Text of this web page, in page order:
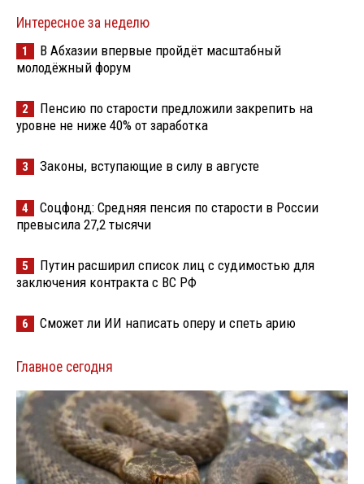
Интересное за неделю
1
В Абхазии впервые пройдёт масштабный
молодёжный форум
2
Пенсию по старости предложили закрепить на
уровне не ниже 40% от заработка
3 Законы, вступающие в силу в августе
4
Соцфонд: Средняя пенсия по старости в России
превысила 27,2 тысячи
5
Путин расширил список лиц с судимостью для
заключения контракта с ВС РФ
6 Сможет ли ИИ написать оперу и спеть арию
Главное сегодня